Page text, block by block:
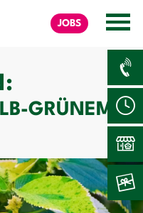
JOBS
GRÜNEM